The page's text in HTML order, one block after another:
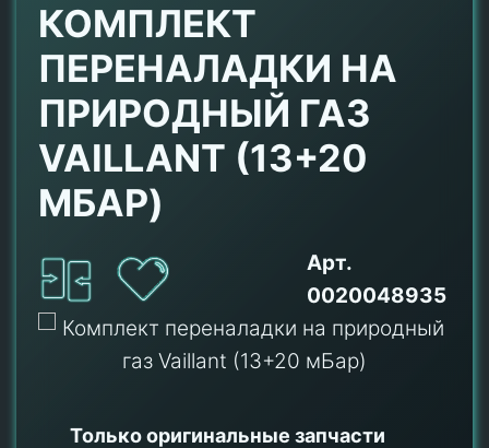
КОМПЛЕКТ
ПЕРЕНАЛАДКИ НА
ПРИРОДНЫЙ ГАЗ
VAILLANT (13+20
МБАР)
Арт.
0020048935
Только оригинальные запчасти